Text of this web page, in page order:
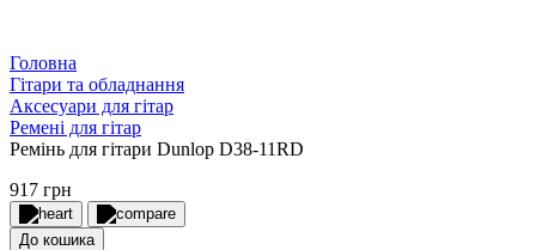
Головна
Гітари та обладнання
Аксесуари для гітар
Ремені для гітар
Ремінь для гітари Dunlop D38-11RD
917 грн
До кошика